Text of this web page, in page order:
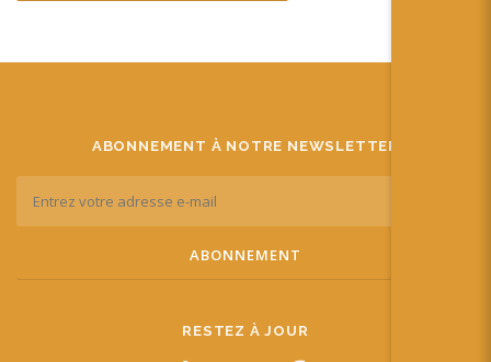
ABONNEMENT À NOTRE NEWSLETTER
RESTEZ À JOUR